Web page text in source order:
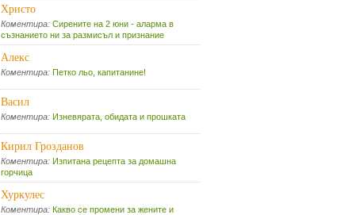
Христо
Коментира: Сирените на 2 юни - аларма в
съзнанието ни за размисъл и признание
Алекс
Коментира: Петко льо, капитанине!
Васил
Коментира: Изневярата, обидата и прошката
Кирил Грозданов
Коментира: Изпитана рецепта за домашна
горчица
Хуркулес
Коментира: Какво се промени за жените и